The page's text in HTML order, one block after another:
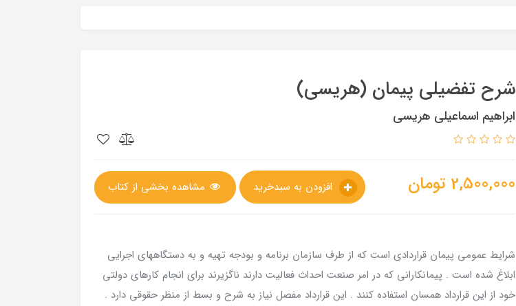
شرح تفضیلی پیمان (هریسی)
ابراهیم اسماعیلی هریسی
2,500,000 تومان مشاهده بخشی از کتاب
شرایط عمومی پیمان قراردادی است که از طرف سازمان برنامه و بودجه تهیه و به دستگاههای اجرایی
ابلاغ شده است . پیمانکارانی که در امر صنعت احداث فعالیت دارند ناگزیرند برای انجام کارهای دولتی
خود از این قرارداد همسان استفاده کنند . این قرارداد مفصل نیاز به شرح و بسط از منظر حقوقی دارد .